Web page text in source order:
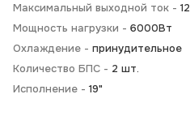
Максимальный выходной ток -
Мощность нагрузки - 6000Вт
Охлаждение - принудительное
Количество БПС - 2 шт.
Исполнение - 19"